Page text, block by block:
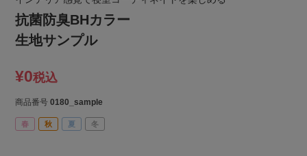
抗菌防臭BHカラー
生地サンプル
¥0税込
商品番号 0180_sample
春 秋 夏 冬